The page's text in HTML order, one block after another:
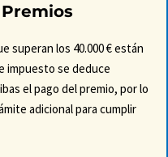
superan los 40.000 € están
impuesto se deduce
el pago del premio, por lo
adicional para cumplir